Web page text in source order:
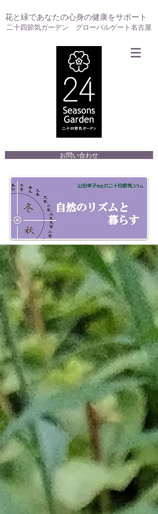
花と緑であなたの心身の健康をサポート
お問い合わせ
二十四節気ガーデン グローバルゲート名古屋